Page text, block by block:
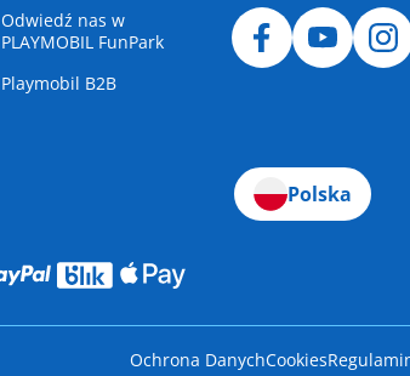
Odwiedź nas w
PLAYMOBIL FunPark
Playmobil B2B
Polska
Ochrona DanychCookies